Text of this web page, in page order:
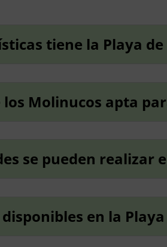
tiene la Playa
los Molinucos apta
se pueden realizar
en la